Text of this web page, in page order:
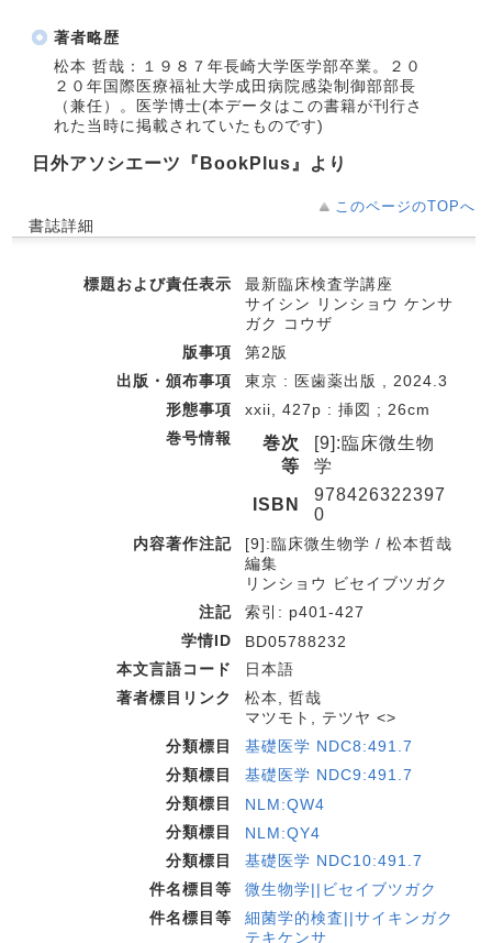
著者略歴
松本 哲哉：１９８７年長崎大学医学部卒業。２０
２０年国際医療福祉大学成田病院感染制御部部長
（兼任）。医学博士(本データはこの書籍が刊行さ
れた当時に掲載されていたものです)
日外アソシエーツ『BookPlus』より
このページのTOPへ
書誌詳細
標題および責任表示
最新臨床検査学講座
サイシン リンショウ ケンサ
ガク コウザ
版事項
第2版
出版・頒布事項
東京 : 医歯薬出版 , 2024.3
形態事項
xxii, 427p : 挿図 ; 26cm
巻号情報
巻次
等
[9]:臨床微生物
学
ISBN
978426322397
0
内容著作注記
[9]:臨床微生物学 / 松本哲哉
編集
リンショウ ビセイブツガク
注記
索引: p401-427
学情ID
BD05788232
本文言語コード
日本語
著者標目リンク
松本, 哲哉
マツモト, テツヤ <>
分類標目
基礎医学 NDC8:491.7
分類標目
基礎医学 NDC9:491.7
分類標目
NLM:QW4
分類標目
NLM:QY4
分類標目
基礎医学 NDC10:491.7
件名標目等
微生物学||ビセイブツガク
件名標目等
細菌学的検査||サイキンガク
テキケンサ